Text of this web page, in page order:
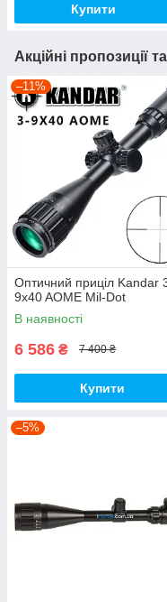
Купити
Акційні пропозиції
–11%
Оптичний приціл Kandar
9x40 AOME Mil-Dot
В наявності
6 586 ₴ 7 400 ₴
Купити
–5%